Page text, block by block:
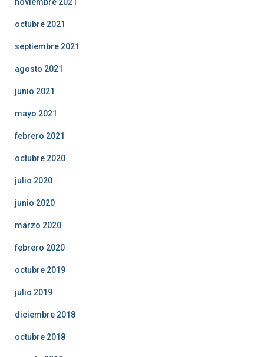
noviembre 2021
octubre 2021
septiembre 2021
agosto 2021
junio 2021
mayo 2021
febrero 2021
octubre 2020
julio 2020
junio 2020
marzo 2020
febrero 2020
octubre 2019
julio 2019
diciembre 2018
octubre 2018